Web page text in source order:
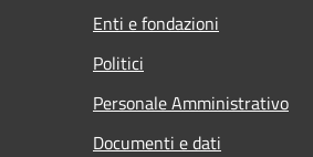
Enti e fondazioni
Politici
Personale Amministrativo
Documenti e dati